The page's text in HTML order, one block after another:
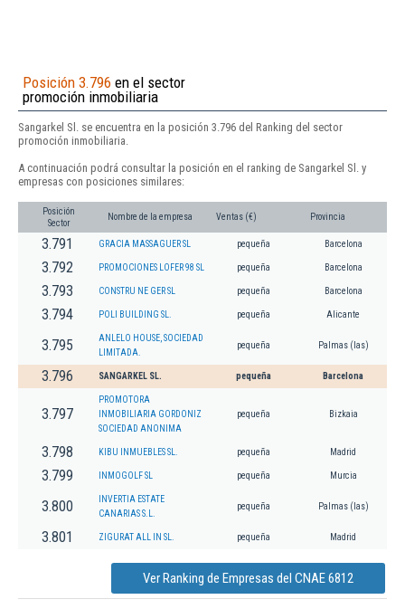
Posición 3.796 en el sector
promoción inmobiliaria
Sangarkel Sl. se encuentra en la posición 3.796 del Ranking del sector
promoción inmobiliaria.
A continuación podrá consultar la posición en el ranking de Sangarkel Sl. y
empresas con posiciones similares:
Posición
Sector
Nombre de la empresa Ventas (€) Provincia
3.791 GRACIA MASSAGUER SL pequeña Barcelona
3.792 PROMOCIONES LOFER 98 SL pequeña Barcelona
3.793 CONSTRU NE GER SL pequeña Barcelona
3.794 POLI BUILDING SL. pequeña Alicante
3.795
ANLELO HOUSE, SOCIEDAD
LIMITADA.
pequeña Palmas (las)
3.796 SANGARKEL SL. pequeña Barcelona
3.797
PROMOTORA
INMOBILIARIA GORDONIZ
SOCIEDAD ANONIMA
pequeña Bizkaia
3.798 KIBU INMUEBLES SL. pequeña Madrid
3.799 INMOGOLF SL pequeña Murcia
3.800
INVERTIA ESTATE
CANARIAS S.L.
pequeña Palmas (las)
3.801 ZIGURAT ALL IN SL. pequeña Madrid
Ver Ranking de Empresas del CNAE 6812